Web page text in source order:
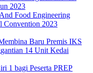
2023
Food Engineering
Convention 2023
Baru Premis IKS
14 Unit Kedai
1 bagi Peserta PREP